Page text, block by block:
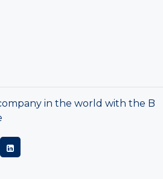
in the world with the B